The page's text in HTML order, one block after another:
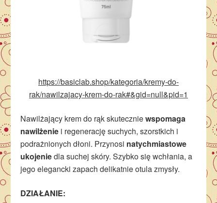
https://basiclab.shop/kategoria/kremy-do-
rak/nawilzajacy-krem-do-rak#&gid=null&pid=1
Nawilżający krem do rąk skuteczniewspomaga
nawilżenie i regenerację suchych, szorstkich i
podrażnionych dłoni. Przynosi natychmiastowe
ukojeniedla suchej skóry. Szybko się wchłania, a
jego elegancki zapach delikatnie otula zmysły.
DZIAŁANIE: